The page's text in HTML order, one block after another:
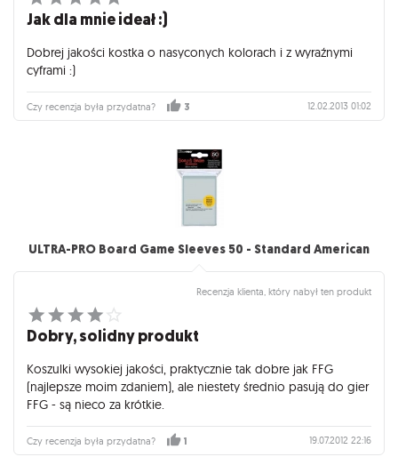
Jak dla mnie ideał :)
Dobrej jakości kostka o nasyconych kolorach i z wyraźnymi
cyframi :)
Czy recenzja była przydatna? 3 12.02.2013 01:02
ULTRA-PRO Board Game Sleeves 50 - Standard American
Recenzja klienta, który nabył ten produkt
Dobry, solidny produkt
Koszulki wysokiej jakości, praktycznie tak dobre jak FFG
(najlepsze moim zdaniem), ale niestety średnio pasują do gier
FFG - są nieco za krótkie.
Czy recenzja była przydatna? 1 19.07.2012 22:16